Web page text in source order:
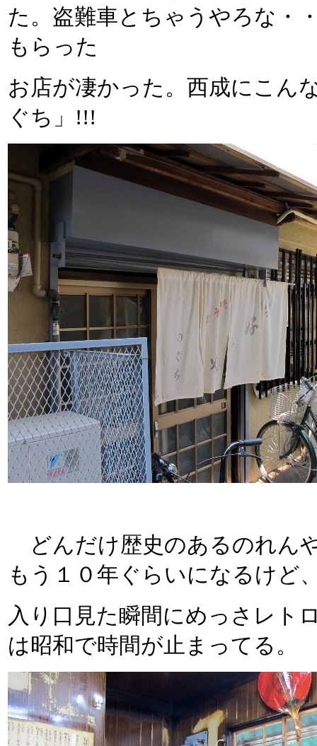
た。盗難車とちゃうやろな・
もらった
お店が凄かった。西成にこ
ぐち」!!!
どんだけ歴史のあるのれん
もう１０年ぐらいになるけど
入り口見た瞬間にめっさレト
は昭和で時間が止まってる。